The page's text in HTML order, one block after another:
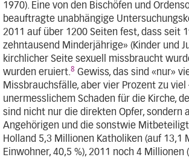
1970). Eine von den Bischöfen und
beauftragte unabhängige
2011 auf über 1200 Seiten fest, dass seit
zehntausend Minderjährige» (Kinder und
kirchlicher Seite sexuell missbraucht
wurden eruiert.8 Gewiss, das sind «nur»
Missbrauchsfälle, aber vier Prozent zu viel
unermesslichem Schaden für die Kirche,
sind nicht nur die direkten Opfer, sondern
Angehörigen und die sonstwie
Holland 5,3 Millionen Katholiken (auf 13,1
Einwohner, 40,5 %), 2011 noch 4 Millionen